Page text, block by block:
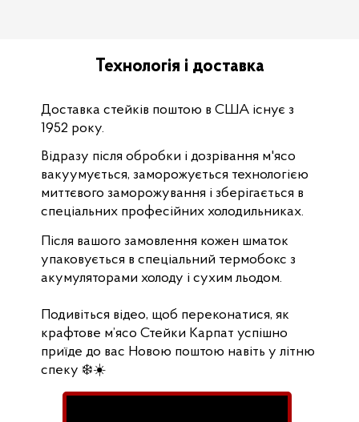
Доставка стейків поштою в США існує з
1952 року.
Технологія і доставка
Після вашого замовлення кожен шматок
упаковується в спеціальний термобокс з
акумуляторами холоду і сухим льодом.
Подивіться відео, щоб переконатися, як
крафтове м’ясо Стейки Карпат успішно
приїде до вас Новою поштою навіть у літню
спеку ❄️☀️
Відразу після обробки і дозрівання м'ясо
вакуумується, заморожується технологією
миттєвого заморожування і зберігається в
спеціальних професійних холодильниках.